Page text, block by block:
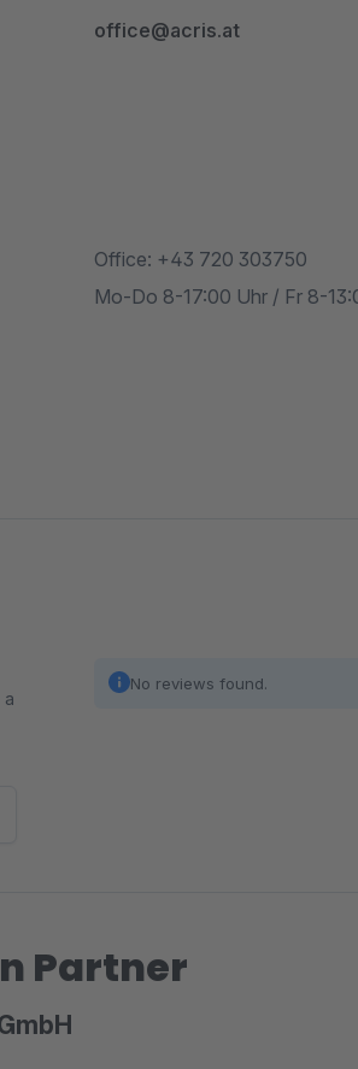
office@acris.at
Office: +43 720 303750
Mo-Do 8-17:00 Uhr / Fr 8-
a
No reviews found.
Partner